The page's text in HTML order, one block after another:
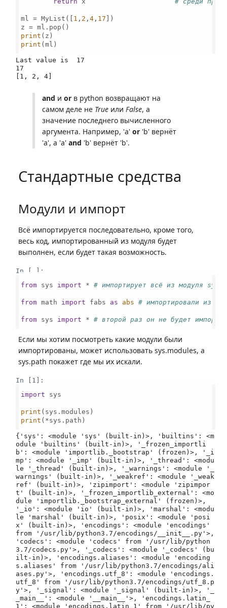
ml = MyList([ 1 , 2 ,4 , 17 ])
print
print (ml)
Last value is  17
17
and и or в python возвращают на
самом деле не True или False, а
значение последнего вычисленного
аргумента. Например, 'a' or 'b' вернёт
'a', а 'a' and 'b' вернёт 'b'.
Стандартные средства
Модули и импорт
Всё импортируется последовательно, кроме того,
весь код, импортированный из модуля будет
выполнен, если будет такая возможность.
In [ ]:
from sys import * # импортирует всё из модуля sys
from math import fabs as abs # импортировали из
from sys import * # второй раз он не будет
Если мы хотим посмотреть какие модули были
импортированы, может использовать sys.modules, а
sys.path покажет где мы их искали.
In [1]:
import sys
print
print (*sys.path)
{'sys': <module 'sys' (built-in)>, 'builtins': <module 'builtins' (built-in)>, '_frozen_importlib': <module 'importlib._bootstrap' (frozen)>, '_imp': <module '_imp' (built-in)>, '_thread': <module '_thread' (built-in)>, '_warnings': <module '_warnings' (built-in)>, '_weakref': <module '_weakref' (built-in)>, 'zipimport': <module 'zipimport' (built-in)>, '_frozen_importlib_external': <module 'importlib._bootstrap_external' (frozen)>, '_io': <module 'io' (built-in)>, 'marshal': <module 'marshal' (built-in)>, 'posix': <module 'posix' (built-in)>, 'encodings': <module 'encodings' from '/usr/lib/python3.7/encodings/__init__.py'>, 'codecs': <module 'codecs' from '/usr/lib/python3.7/codecs.py'>, '_codecs': <module '_codecs' (built-in)>, 'encodings.aliases': <module 'encodings.aliases' from '/usr/lib/python3.7/encodings/aliases.py'>, 'encodings.utf_8': <module 'encodings.utf_8' from '/usr/lib/python3.7/encodings/utf_8.py'>, '_signal': <module '_signal' (built-in)>, '__main__': <module '__main__'>, 'encodings.latin_1': <module 'encodings.latin_1' from '/usr/lib/python3.7/encodings/latin_1.py'>, 'io': <module 'io' from '/usr/lib/python3.7/io.py'>, 'abc': <module 'abc' from '/usr/lib/python3.7/abc.py'>, '_abc': <module '_abc' (built-in)>, '_bootlocale': <module '_bootlocale' from '/usr/lib/python3.7/_bootlocale.py'>, '_locale': <module '_locale' (built-in)>, 'warnings': <module 'warnings' from '/usr/lib/python3.7/warnings.py'>, 're': <module 're' from '/usr/lib/python3.7/re.py'>, 'enum': <module 'enum' from '/usr/lib/python3.7/enum.py'>, 'types': <module 'types' from '/usr/lib/python3.7/types.py'>, '_collections': <module '_collections' (built-in)>, 'sre_compile': <module 'sre_compile' from '/usr/lib/python3.7/sre_compile.py'>, '_sre': <module '_sre' (built-in)>, 'sre_parse': <module 'sre_parse' from '/usr/lib/python3.7/sre_parse.py'>, 'sre_constants': <module 'sre_constants' from '/usr/lib/python3.7/sre_constants.py'>, 'functools': <module 'functools' from '/usr/lib/python3.7/functools.py'>, '_functools': <module '_functools' (built-in)>, 'collections': <module 'collections' from '/usr/lib/python3.7/collections/__init__.py'>, '_collections_abc': <module '_collections_abc' from '/usr/lib/python3.7/_collections_abc.py'>, 'operator': <module 'operator' from '/usr/lib/python3.7/operator.py'>, '_operator': <module '_operator' (built-in)>, 'keyword': <module 'keyword' from '/usr/lib/python3.7/keyword.py'>, 'heapq': <module 'heapq' from '/usr/lib/python3.7/heapq.py'>, '_heapq': <module '_heapq' (built-in)>, 'itertools': <module 'itertools' (built-in)>, 'reprlib': <module 'reprlib' from '/usr/lib/python3.7/reprlib.py'>, 'copyreg': <module 'copyreg' from '/usr/lib/python3.7/copyreg.py'>, 'site': <module 'site' from '/usr/lib/python3.7/site.py'>, 'os': <module 'os' from '/usr/lib/python3.7/os.py'>, 'stat': <module 'stat' from '/usr/lib/python3.7/stat.py'>, '_stat': <module '_stat' (built-in)>, 'posixpath': <module 'posixpath' from '/usr/lib/python3.7/posixpath.py'>, 'genericpath': <module 'genericpath' from '/usr/lib/python3.7/genericpath.py'>, 'os.path': <module 'posixpath' from '/usr/lib/python3.7/posixpath.py'>, '_sitebuiltins': <module '_sitebuiltins' from '/usr/lib/python3.7/_sitebuiltins.py'>, 'importlib': <module 'importlib' from '/usr/lib/python3.7/importlib/__init__.py'>, 'importlib._bootstrap': <module 'importlib._bootstrap' (frozen)>, 'importlib._bootstrap_external': <module 'importlib._bootstrap_external' (frozen)>, 'importlib.util': <module 'importlib.util' from '/usr/lib/python3.7/importlib/util.py'>, 'importlib.abc': <module 'importlib.abc' from '/usr/lib/python3.7/importlib/abc.py'>, 'importlib.machinery': <module 'importlib.machinery' from '/usr/lib/python3.7/importlib/machinery.py'>, 'contextlib': <module 'contextlib' from '/usr/lib/python3.7/contextlib.py'>, 'google': <module 'google' (namespace)>, 'google.cloud': <module 'google.cloud' (namespace)>, 'google.logging': <module 'google.logging' (namespace)>, 'mpl_toolkits': <module 'mpl_toolkits' (namespace)>, 'sphinxcontrib': <module 'sphinxcontrib' (namespace)>, 'sitecustomize': <module 'sitecustomize' from '/usr/lib/python3.7/sitecustomize.py'>, 'runpy': <module 'runpy' from '/usr/lib/python3.7/runpy.py'>, 'pkgutil': <module 'pkgutil' from '/usr/lib/python3.7/pkgutil.py'>, 'weakref': <module 'weakref' from '/usr/lib/python3.7/weakref.py'>, '_weakrefset': <module '_weakrefset' from '/usr/lib/python3.7/_weakrefset.py'>, 'ipykernel': <module 'ipykernel' from '/usr/local/lib/python3.7/dist-packages/ipykernel/__init__.py'>, 'ipykernel._version': <module 'ipykernel._version' from '/usr/local/lib/python3.7/dist-packages/ipykernel/_version.py'>, 'ipykernel.connect': <module 'ipykernel.connect' from '/usr/local/lib/python3.7/dist-packages/ipykernel/connect.py'>, '__future__': <module '__future__' from '/usr/lib/python3.7/__future__.py'>, 'json': <module 'json' from '/usr/lib/python3.7/json/__init__.py'>, 'json.decoder': <module 'json.decoder' from '/usr/lib/python3.7/json/decoder.py'>, 'json.scanner': <module 'json.scanner' from '/usr/lib/python3.7/json/scanner.py'>, '_json': <module '_json' from '/usr/lib/python3.7/lib-dynload/_json.cpython-37m-x86_64-linux-gnu.so'>, 'json.encoder': <module 'json.encoder' from '/usr/lib/python3.7/json/encoder.py'>, 'subprocess': <module 'subprocess' from '/usr/lib/python3.7/subprocess.py'>, 'time': <module 'time' (built-in)>, 'signal': <module 'signal' from '/usr/lib/python3.7/signal.py'>, 'errno': <module 'errno' (built-in)>, '_posixsubprocess': <module '_posixsubprocess' (built-in)>, 'select': <module 'select' (built-in)>, 'selectors': <module 'selectors' from '/usr/lib/python3.7/selectors.py'>, 'collections.abc': <module 'collections.abc' from '/usr/lib/python3.7/collections/abc.py'>, 'math': <module 'math' (built-in)>, 'threading': <module 'threading' from '/usr/lib/python3.7/threading.py'>, 'traceback': <module 'traceback' from '/usr/lib/python3.7/traceback.py'>, 'linecache': <module 'linecache' from '/usr/lib/python3.7/linecache.py'>, 'tokenize': <module 'tokenize' from '/usr/lib/python3.7/tokenize.py'>, 'token': <module 'token' from '/usr/lib/python3.7/token.py'>, 'IPython': <module 'IPython' from '/usr/local/lib/python3.7/dist-packages/IPython/__init__.py'>, 'IPython.core': <module 'IPython.core' from '/usr/local/lib/python3.7/dist-packages/IPython/core/__init__.py'>, 'IPython.core.getipython': <module 'IPython.core.getipython' from '/usr/local/lib/python3.7/dist-packages/IPython/core/getipython.py'>, 'IPython.core.release': <module 'IPython.core.release' from '/usr/local/lib/python3.7/dist-packages/IPython/core/release.py'>, 'IPython.core.application': <module 'IPython.core.application' from '/usr/local/lib/python3.7/dist-packages/IPython/core/application.py'>, 'atexit': <module 'atexit' (built-in)>, 'copy': <module 'copy' from '/usr/lib/python3.7/copy.py'>, 'glob': <module 'glob' from '/usr/lib/python3.7/glob.py'>, 'fnmatch': <module 'fnmatch' from '/usr/lib/python3.7/fnmatch.py'>, 'logging': <module 'logging' from '/usr/lib/python3.7/logging/__init__.py'>, 'string': <module 'string' from '/usr/lib/python3.7/string.py'>, '_string': <module '_string' (built-in)>, 'shutil': <module 'shutil' from '/usr/lib/python3.7/shutil.py'>, 'zlib': <module 'zlib' (built-in)>, 'bz2': <module 'bz2' from '/usr/lib/python3.7/bz2.py'>, '_compression': <module '_compression' from '/usr/lib/python3.7/_compression.py'>, '_bz2': <module '_bz2' from '/usr/lib/python3.7/lib-dynload/_bz2.cpython-37m-x86_64-linux-gnu.so'>, 'lzma': <module 'lzma' from '/usr/lib/python3.7/lzma.py'>, '_lzma': <module '_lzma' from '/usr/lib/python3.7/lib-dynload/_lzma.cpython-37m-x86_64-linux-gnu.so'>, 'pwd': <module 'pwd' (built-in)>, 'grp': <module 'grp' (built-in)>, 'traitlets': <module 'traitlets' from '/usr/local/lib/python3.7/dist-packages/traitlets/__init__.py'>, 'traitlets.traitlets': <module 'traitlets.traitlets' from '/usr/local/lib/python3.7/dist-packages/traitlets/traitlets.py'>, 'ast': <module 'ast' from '/usr/lib/python3.7/ast.py'>, '_ast': <module '_ast' (built-in)>, 'inspect': <module 'inspect' from '/usr/lib/python3.7/inspect.py'>, 'dis': <module 'dis' from '/usr/lib/python3.7/dis.py'>, 'opcode': <module 'opcode' from '/usr/lib/python3.7/opcode.py'>, '_opcode': <module '_opcode' from '/usr/lib/python3.7/lib-dynload/_opcode.cpython-37m-x86_64-linux-gnu.so'>, 'traitlets.utils': <module 'traitlets.utils' from '/usr/local/lib/python3.7/dist-packages/traitlets/utils/__init__.py'>, 'traitlets.utils.getargspec': <module 'traitlets.utils.getargspec' from '/usr/local/lib/python3.7/dist-packages/traitlets/utils/getargspec.py'>, 'traitlets.utils.importstring': <module 'traitlets.utils.importstring' from '/usr/local/lib/python3.7/dist-packages/traitlets/utils/importstring.py'>, 'traitlets.utils.sentinel': <module 'traitlets.utils.sentinel' from '/usr/local/lib/python3.7/dist-packages/traitlets/utils/sentinel.py'>, 'traitlets.utils.bunch': <module 'traitlets.utils.bunch' from '/usr/local/lib/python3.7/dist-packages/traitlets/utils/bunch.py'>, 'traitlets.utils.descriptions': <module 'traitlets.utils.descriptions' from '/usr/local/lib/python3.7/dist-packages/traitlets/utils/descriptions.py'>, 'traitlets.utils.decorators': <module 'traitlets.utils.decorators' from '/usr/local/lib/python3.7/dist-packages/traitlets/utils/decorators.py'>, 'traitlets._version': <module 'traitlets._version' from '/usr/local/lib/python3.7/dist-packages/traitlets/_version.py'>, 'traitlets.config': <module 'traitlets.config' from '/usr/local/lib/python3.7/dist-packages/traitlets/config/__init__.py'>, 'traitlets.config.application': <module 'traitlets.config.application' from '/usr/local/lib/python3.7/dist-packages/traitlets/config/application.py'>, 'pprint': <module 'pprint' from '/usr/lib/python3.7/pprint.py'>, 'traitlets.config.configurable': <module 'traitlets.config.configurable' from '/usr/local/lib/python3.7/dist-packages/traitlets/config/configurable.py'>, 'traitlets.config.loader': <modu